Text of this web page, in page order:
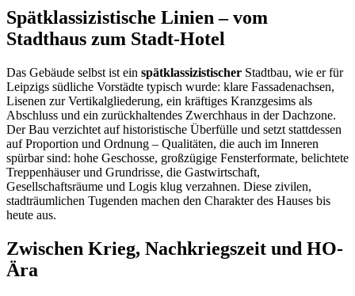
Spätklassizistische Linien – vom
Stadthaus zum Stadt-Hotel
Das Gebäude selbst ist ein spätklassizistischer Stadtbau, wie er für
Leipzigs südliche Vorstädte typisch wurde: klare Fassadenachsen,
Lisenen zur Vertikalgliederung, ein kräftiges Kranzgesims als
Abschluss und ein zurückhaltendes Zwerchhaus in der Dachzone.
Der Bau verzichtet auf historistische Überfülle und setzt stattdessen
auf Proportion und Ordnung – Qualitäten, die auch im Inneren
spürbar sind: hohe Geschosse, großzügige Fensterformate, belichtete
Treppenhäuser und Grundrisse, die Gastwirtschaft,
Gesellschaftsräume und Logis klug verzahnen. Diese zivilen,
stadträumlichen Tugenden machen den Charakter des Hauses bis
heute aus.
Zwischen Krieg, Nachkriegszeit und HO-
Ära